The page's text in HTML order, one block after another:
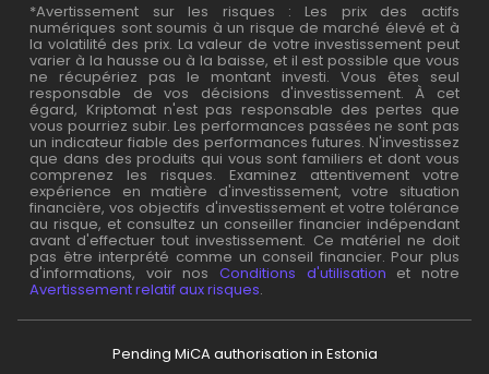
*Avertissement sur les risques : Les prix des actifs
numériques sont soumis à un risque de marché élevé et à
la volatilité des prix. La valeur de votre investissement peut
varier à la hausse ou à la baisse, et il est possible que vous
ne récupériez pas le montant investi. Vous êtes seul
responsable de vos décisions d'investissement. À cet
égard, Kriptomat n'est pas responsable des pertes que
vous pourriez subir. Les performances passées ne sont pas
un indicateur fiable des performances futures. N'investissez
que dans des produits qui vous sont familiers et dont vous
comprenez les risques. Examinez attentivement votre
expérience en matière d'investissement, votre situation
financière, vos objectifs d'investissement et votre tolérance
au risque, et consultez un conseiller financier indépendant
avant d'effectuer tout investissement. Ce matériel ne doit
pas être interprété comme un conseil financier. Pour plus
d'informations, voir nos Conditions d'utilisation et notre
Avertissement relatif aux risques.
Pending MiCA authorisation in Estonia